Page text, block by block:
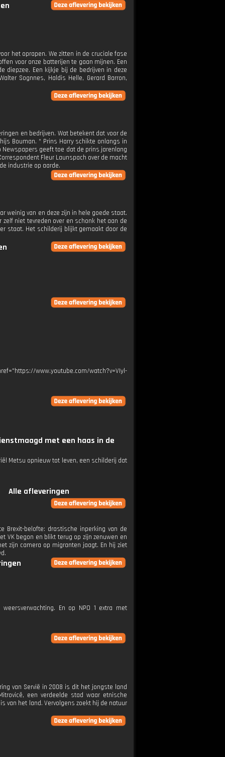
het oprapen. We zitten in de cruciale fase
voor onze batterijen te gaan mijnen. Een
diepzee. Een kijkje bij de bedrijven in deze
Sognnes, Haldis Helle, Gerard Barron,
en bedrijven. Wat betekent dat voor de
Bouman. * Prins Harry schikte onlangs in
Newspapers geeft toe dat de prins jarenlang
Fleur Launspach over de macht
industrie op aarde.
weinig van en deze zijn in hele goede staat.
niet tevreden over en schonk het aan de
staat. Het schilderij blijkt gemaakt door de
www.youtube.com/watch?v=VIyl-
met een haas in de
Metsu opnieuw tot leven, een schilderij dat
Alle afleveringen
Brexit-belofte: drastische inperking van de
VK begon en blikt terug op zijn zenuwen en
zijn camera op migranten jaagt. En hij ziet
En op NPO 1 extra met
van Servië in 2008 is dit het jongste land
een verdeelde stad waar etnische
van het land. Vervolgens zoekt hij de natuur